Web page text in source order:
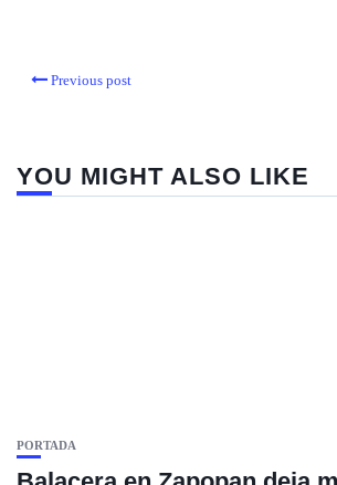
Previous post
YOU MIGHT ALSO LIKE
PORTADA